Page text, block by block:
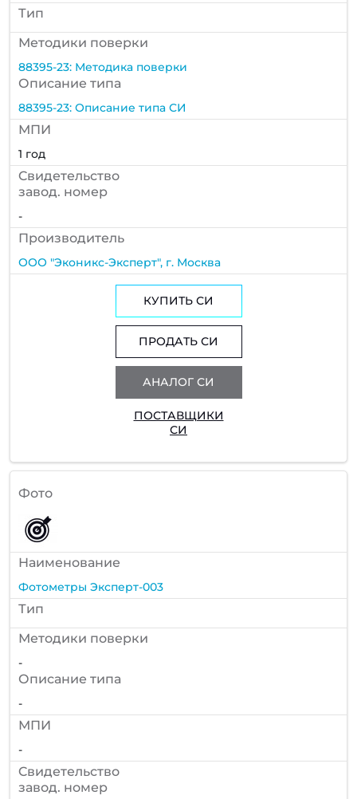
Тип
Методики поверки
88395-23: Методика поверки
Описание типа
88395-23: Описание типа СИ
МПИ
1 год
Cвидетельство
завод. номер
-
Производитель
ООО "Эконикс-Эксперт", г. Москва
КУПИТЬ СИ
ПРОДАТЬ СИ
АНАЛОГ СИ
ПОСТАВЩИКИ
СИ
Фото
Наименование
Фотометры Эксперт-003
Тип
Методики поверки
-
Описание типа
-
МПИ
-
Cвидетельство
завод. номер